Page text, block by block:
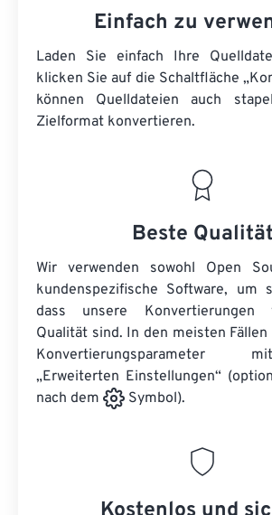
Einfach zu
Laden Sie einfach Ihre
klicken Sie auf die Schaltfläche
können Quelldateien auch
Zielformat konvertieren.
Beste Qualität
Wir verwenden sowohl Open
kundenspezifische Software, um
dass unsere Konvertierungen
Qualität sind. In den meisten
Konvertierungsparameter
„Erweiterten Einstellungen“
nach dem
Symbol).